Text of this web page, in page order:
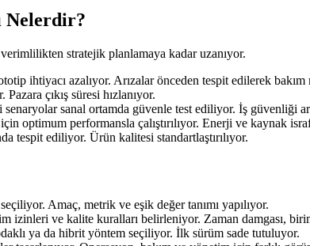
Nelerdir?
stratejik planlamaya kadar uzanıyor.
ihtiyacı azalıyor. Arızalar önceden tespit edilerek
çıkış süresi hızlanıyor.
sanal ortamda güvenle test ediliyor. İş güvenliği
optimum performansla çalıştırılıyor. Enerji ve kaynak
tespit ediliyor. Ürün kalitesi standartlaştırılıyor.
Amaç, metrik ve eşik değer tanımı yapılıyor.
izinleri ve kalite kuralları belirleniyor. Zaman damgası,
ya da hibrit yöntem seçiliyor. İlk sürüm sade tutuluyor.